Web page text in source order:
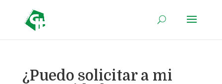
¿Puedo solicitar a mi